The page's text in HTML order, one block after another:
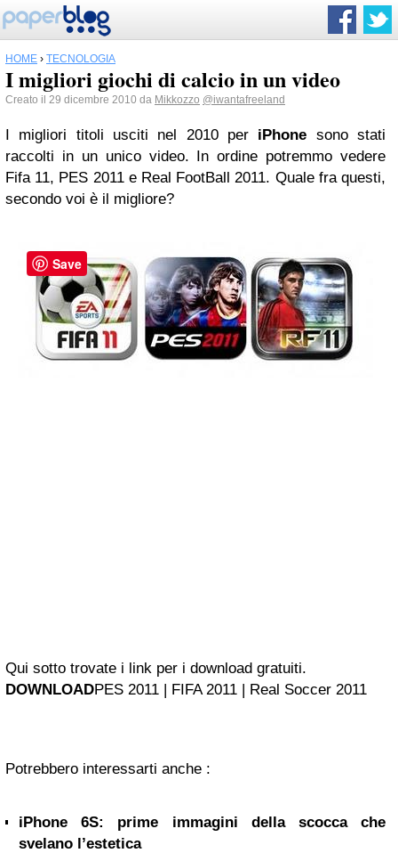
HOME › TECNOLOGIA
I migliori giochi di calcio in un video
Creato il 29 dicembre 2010 da Mikkozzo @iwantafreeland
I migliori titoli usciti nel 2010 per iPhone sono stati
raccolti in un unico video. In ordine potremmo vedere
Fifa 11, PES 2011 e Real FootBall 2011. Quale fra questi,
secondo voi è il migliore?
Qui sotto trovate i link per i download gratuiti.
DOWNLOADPES 2011 | FIFA 2011 | Real Soccer 2011
Potrebbero interessarti anche :
iPhone 6S: prime immagini della scocca che
svelano l’estetica
Save